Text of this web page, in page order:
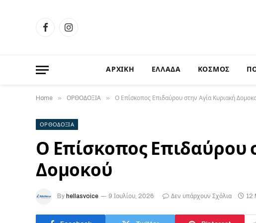
FacebookInstagram
ΑΡΧΙΚΗ ΕΛΛΑΔΑ ΚΟΣΜΟΣ
Home » ΟΡΘΟΔΟΞΙΑ » Ο Επίσκοπος Επιδαύρου στην Αγία Κυριακή
ΟΡΘΟΔΟΞΙΑ
Ο Επίσκοπος Επιδαύρου
Δομοκού
By hellasvoice 9 Ιουλίου, 2026 Δεν υπάρχουν Σχόλια 12